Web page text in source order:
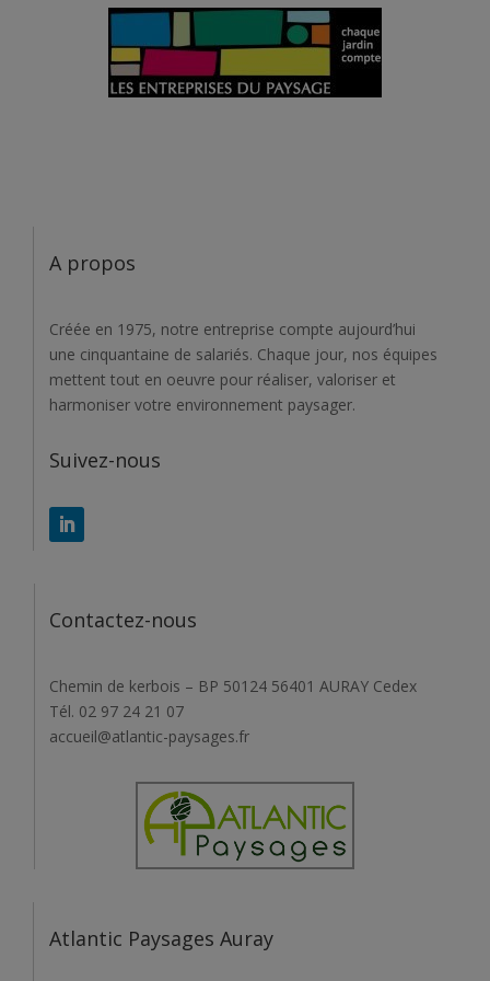
A propos
Créée en 1975, notre entreprise compte aujourd’hui
une cinquantaine de salariés. Chaque jour, nos équipes
mettent tout en oeuvre pour réaliser, valoriser et
harmoniser votre environnement paysager.
Suivez-nous
Contactez-nous
Chemin de kerbois – BP 50124 56401 AURAY Cedex
Tél. 02 97 24 21 07
accueil@atlantic-paysages.fr
Atlantic Paysages Auray